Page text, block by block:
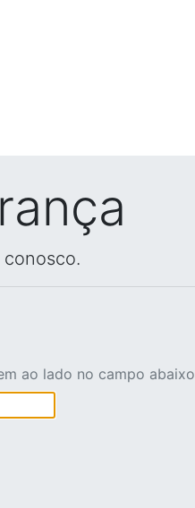
ao lado no campo abaixo